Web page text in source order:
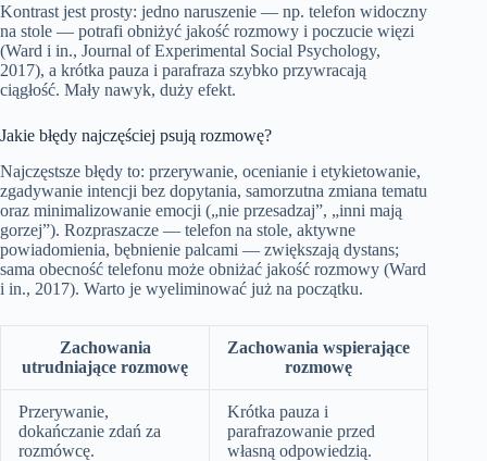
Kontrast jest prosty: jedno naruszenie — np. telefon widoczny
na stole — potrafi obniżyć jakość rozmowy i poczucie więzi
(Ward i in., Journal of Experimental Social Psychology,
2017), a krótka pauza i parafraza szybko przywracają
ciągłość. Mały nawyk, duży efekt.
Jakie błędy najczęściej psują rozmowę?
Najczęstsze błędy to: przerywanie, ocenianie i etykietowanie,
zgadywanie intencji bez dopytania, samorzutna zmiana tematu
oraz minimalizowanie emocji („nie przesadzaj”, „inni mają
gorzej”). Rozpraszacze — telefon na stole, aktywne
powiadomienia, bębnienie palcami — zwiększają dystans;
sama obecność telefonu może obniżać jakość rozmowy (Ward
i in., 2017). Warto je wyeliminować już na początku.
Zachowania
utrudniające rozmowę
Zachowania wspierające
rozmowę
Przerywanie,
dokańczanie zdań za
rozmówcę.
Krótka pauza i
parafrazowanie przed
własną odpowiedzią.